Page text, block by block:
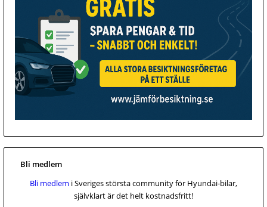
Bli medlem
Bli medlem i Sveriges största community för Hyundai-bilar,
självklart är det helt kostnadsfritt!